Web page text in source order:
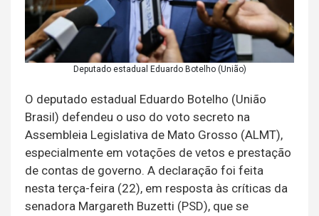
Deputado estadual Eduardo Botelho (União)
O deputado estadual Eduardo Botelho (União
Brasil) defendeu o uso do voto secreto na
Assembleia Legislativa de Mato Grosso (ALMT),
especialmente em votações de vetos e prestação
de contas de governo. A declaração foi feita
nesta terça-feira (22), em resposta às críticas da
senadora Margareth Buzetti (PSD), que se